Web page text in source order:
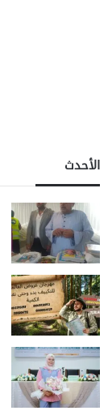
الأحدث